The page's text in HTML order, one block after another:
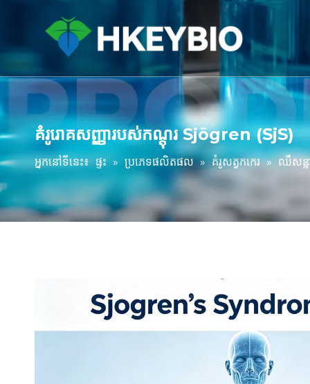
គំរូរោគសញ្ញារបស់កណ្តុរ Sjögren (SjS)
អ្នកនៅទីនេះ៖ ផ្ទះ » ប្រភេទផលិតផល » គំរូសត្វកកេរ » ឈឺសន្ល